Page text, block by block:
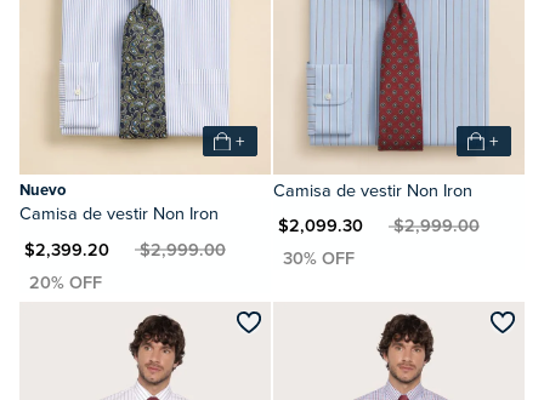
+
Nuevo
Camisa de vestir Non Iron
$2,399.20MXN $2,999.00
+
Camisa de vestir Non Iron
MXN $2,099.30MXN $2,999.00